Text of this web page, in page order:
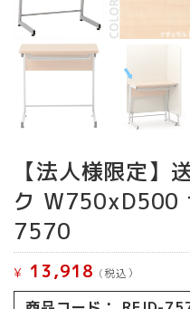
【法人様限定】
ク W750xD500
7570
¥ 13,918 (税込）